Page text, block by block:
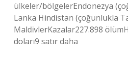
ülkeler/bölgelerEndonezya
Lanka Hindistan (çoğunlukla
MaldivlerKazalar227.898
doları9 satır daha